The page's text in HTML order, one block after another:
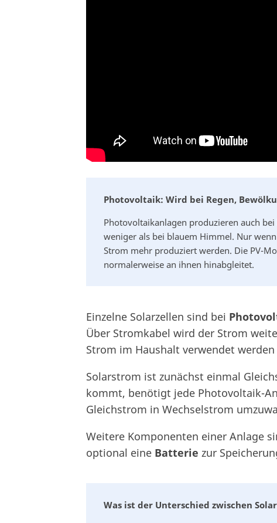
Photovoltaik: Wird bei Regen,
Photovoltaikanlagen produzieren auch
weniger als bei blauem Himmel. Nur
Strom mehr produziert werden. Die PV-
normalerweise an ihnen hinabgleitet.
Einzelne Solarzellen sind bei
Über Stromkabel wird der Strom
Strom im Haushalt verwendet
Solarstrom ist zunächst einmal
kommt, benötigt jede Photovoltaik-
Gleichstrom in Wechselstrom
Weitere Komponenten einer Anlage
optional eine Batterie zur
Was ist der Unterschied zwischen